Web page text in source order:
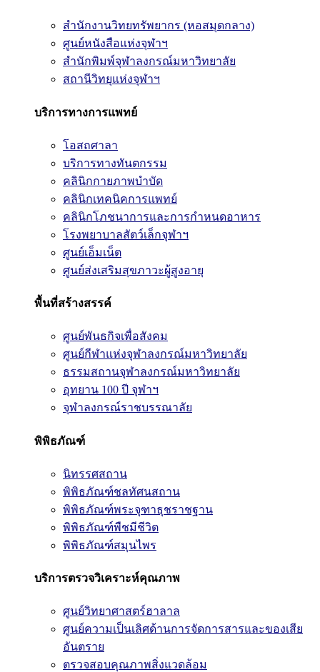
สำนักงานวิทยทรัพยากร (หอสมุดกลาง)
ศูนย์หนังสือแห่งจุฬาฯ
สำนักพิมพ์จุฬาลงกรณ์มหาวิทยาลัย
สถานีวิทยุแห่งจุฬาฯ
บริการทางการแพทย์
โอสถศาลา
บริการทางทันตกรรม
คลินิกกายภาพบำบัด
คลินิกเทคนิคการแพทย์
คลินิกโภชนาการและการกำหนดอาหาร
โรงพยาบาลสัตว์เล็กจุฬาฯ
ศูนย์เอ็มเน็ต
ศูนย์ส่งเสริมสุขภาวะผู้สูงอายุ
พื้นที่สร้างสรรค์
ศูนย์พันธกิจเพื่อสังคม
ศูนย์กีฬาแห่งจุฬาลงกรณ์มหาวิทยาลัย
ธรรมสถานจุฬาลงกรณ์มหาวิทยาลัย
อุทยาน 100 ปี จุฬาฯ
จุฬาลงกรณ์ราชบรรณาลัย
พิพิธภัณฑ์
นิทรรศสถาน
พิพิธภัณฑ์ชลทัศนสถาน
พิพิธภัณฑ์พระจุฑาธุชราชฐาน
พิพิธภัณฑ์พืชมีชีวิต
พิพิธภัณฑ์สมุนไพร
บริการตรวจวิเคราะห์คุณภาพ
ศูนย์วิทยาศาสตร์ฮาลาล
ศูนย์ความเป็นเลิศด้านการจัดการสารและของเสีย
อันตราย
ตรวจสอบคุณภาพสิ่งแวดล้อม